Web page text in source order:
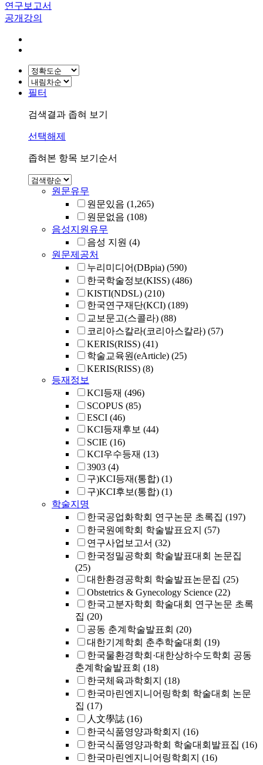
연구보고서
공개강의
필터
검색결과 좁혀 보기
선택해제
좁혀본 항목 보기순서
원문유무
원문있음 (1,265)
원문없음 (108)
음성지원유무
음성 지원 (4)
원문제공처
누리미디어(DBpia) (590)
한국학술정보(KISS) (486)
KISTI(NDSL) (210)
한국연구재단(KCI) (189)
교보문고(스콜라) (88)
코리아스칼라(코리아스칼라) (57)
KERIS(RISS) (41)
학술교육원(eArticle) (25)
KERIS(RISS) (8)
등재정보
KCI등재 (496)
SCOPUS (85)
ESCI (46)
KCI등재후보 (44)
SCIE (16)
KCI우수등재 (13)
3903 (4)
구)KCI등재(통합) (1)
구)KCI후보(통합) (1)
학술지명
한국공업화학회 연구논문 초록집 (197)
한국원예학회 학술발표요지 (57)
연구사업보고서 (32)
한국정밀공학회 학술발표대회 논문집
(25)
대한환경공학회 학술발표논문집 (25)
Obstetrics & Gynecology Science (22)
한국고분자학회 학술대회 연구논문 초록
집 (20)
공동 춘계학술발표회 (20)
대한기계학회 춘추학술대회 (19)
한국물환경학회·대한상하수도학회 공동
춘계학술발표회 (18)
한국체육과학회지 (18)
한국마린엔지니어링학회 학술대회 논문
집 (17)
人文學誌 (16)
한국식품영양과학회지 (16)
한국식품영양과학회 학술대회발표집 (16)
한국마린엔지니어링학회지 (16)